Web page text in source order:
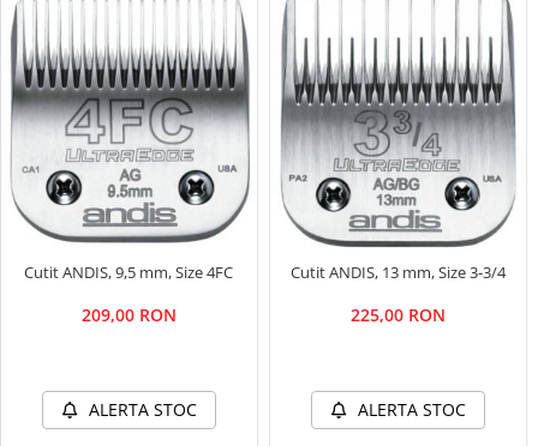
Cutit ANDIS, 9,5 mm, Size 4FC
209,00 RON
ALERTA STOC
Cutit ANDIS, 13 mm, Size 3-3/4
225,00 RON
ALERTA STOC